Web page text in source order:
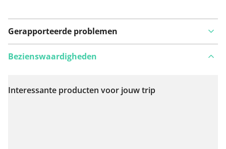
Gerapporteerde problemen
Bekijk op kaart
Bezienswaardigheden
Interessante producten voor jouw trip